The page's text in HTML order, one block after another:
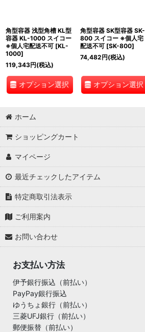
角型容器 浅型角槽 KL型
容器 KL-1000 スイコー
※個人宅配送不可 [KL-
1000]
119,343円(税込)
オプション選択
角型容器 SK型容器 SK-
800 スイコー ※個人宅
配送不可 [SK-800]
74,482円(税込)
オプション選択
ホーム
ショッピングカート
マイページ
最近チェックしたアイテム
特定商取引法表示
ご利用案内
お問い合わせ
お支払い方法
伊予銀行振込（前払い）
PayPay銀行振込
ゆうちょ銀行（前払い）
三菱UFJ銀行（前払い）
郵便振替（前払い）